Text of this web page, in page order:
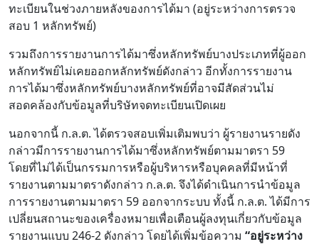
ทะเบียนในช่วงภายหลังของการได้มา (อยู่ระหว่างการตรวจ
สอบ 1 หลักทรัพย์)
รวมถึงการรายงานการได้มาซึ่งหลักทรัพย์บางประเภทที่ผู้ออก
หลักทรัพย์ไม่เคยออกหลักทรัพย์ดังกล่าว อีกทั้งการรายงาน
การได้มาซึ่งหลักทรัพย์บางหลักทรัพย์ที่อาจมีสัดส่วนไม่
สอดคล้องกับข้อมูลที่บริษัทจดทะเบียนเปิดเผย
นอกจากนี้ ก.ล.ต. ได้ตรวจสอบเพิ่มเติมพบว่า ผู้รายงานรายดัง
กล่าวมีการรายงานการได้มาซึ่งหลักทรัพย์ตามมาตรา 59
โดยที่ไม่ได้เป็นกรรมการหรือผู้บริหารหรือบุคคลที่มีหน้าที่
รายงานตามมาตราดังกล่าว ก.ล.ต. จึงได้ดำเนินการนำข้อมูล
การรายงานตามมาตรา 59 ออกจากระบบ ทั้งนี้ ก.ล.ต. ได้มีการ
เปลี่ยนสถานะของเครื่องหมายเพื่อเตือนผู้ลงทุนเกี่ยวกับข้อมูล
รายงานแบบ 246-2 ดังกล่าว โดยได้เพิ่มข้อความ “อยู่ระหว่าง